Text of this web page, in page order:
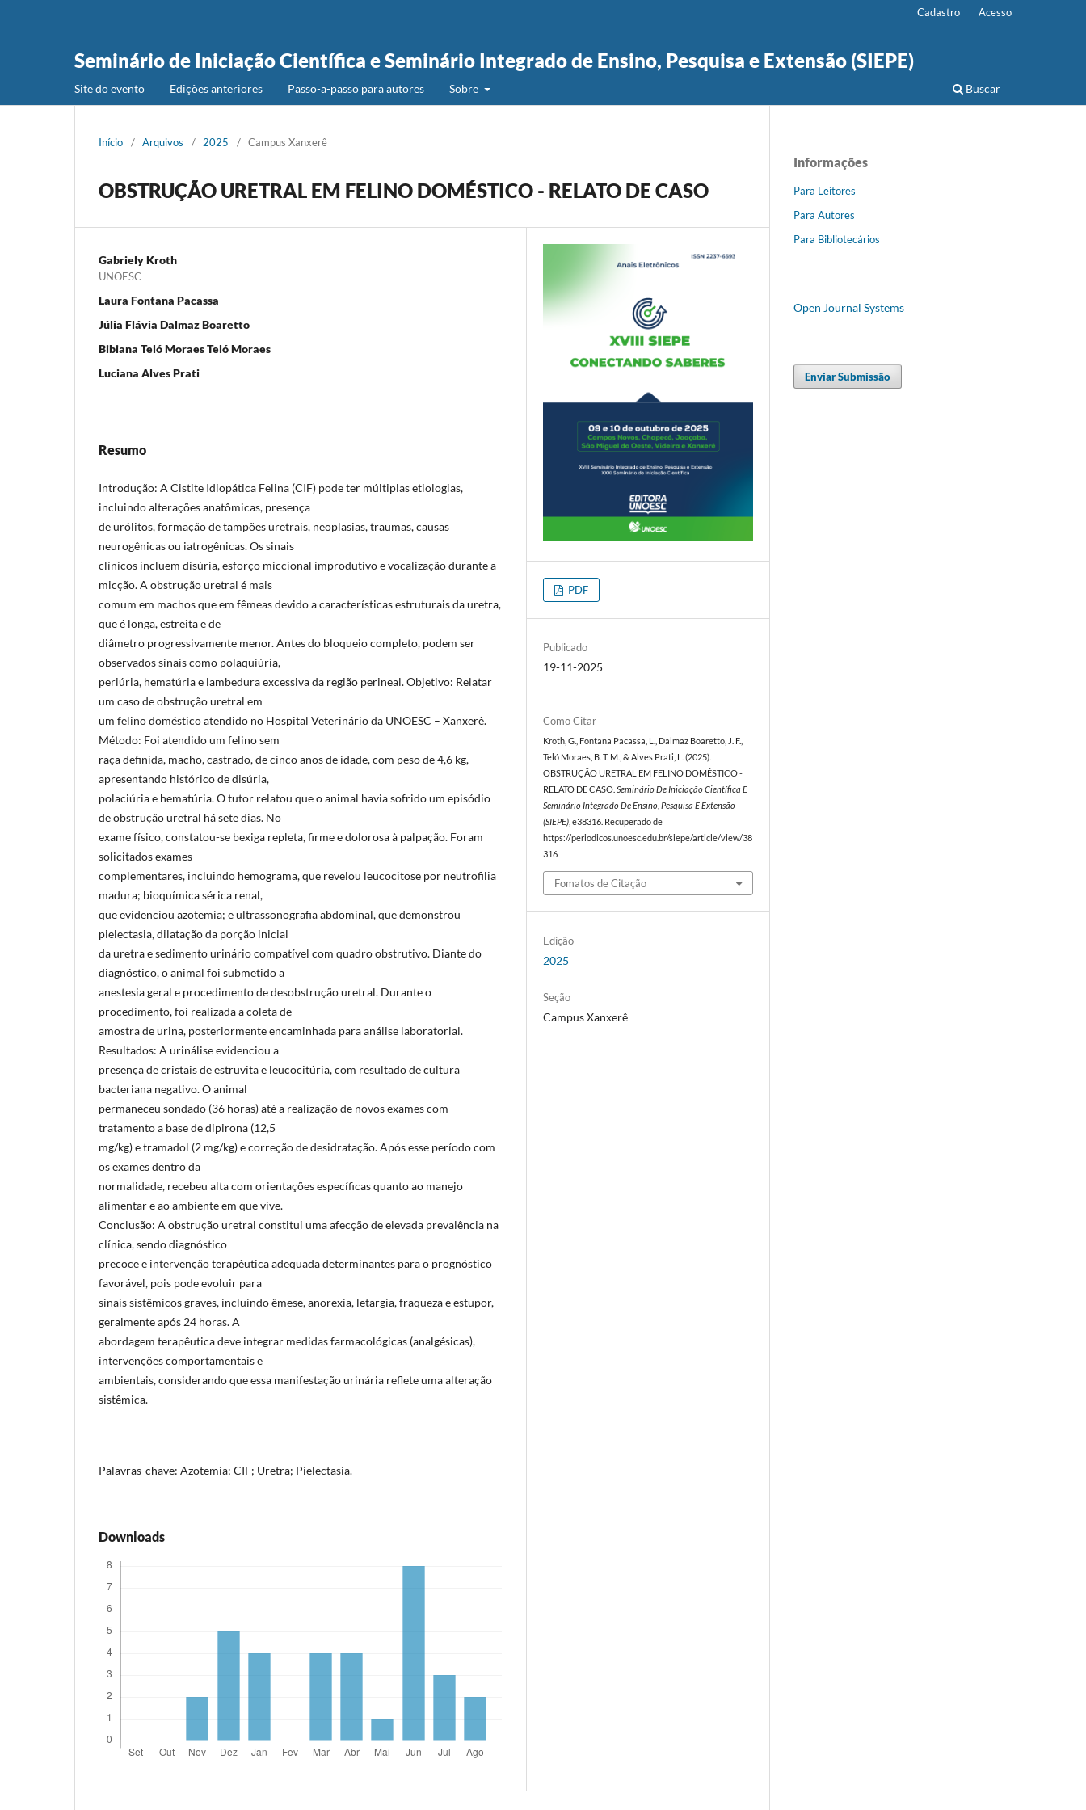
Seminário de Iniciação Científica e Seminário Integrado de Ensino, Pesquisa e Extensão (SIEPE)
Site do evento Edições anteriores Passo-a-passo para autores Sobre Buscar
Cadastro Acesso
Início / Arquivos / 2025 / Campus Xanxerê
OBSTRUÇÃO URETRAL EM FELINO DOMÉSTICO - RELATO DE CASO
Gabriely Kroth
UNOESC
Laura Fontana Pacassa
Júlia Flávia Dalmaz Boaretto
Bibiana Teló Moraes Teló Moraes
Luciana Alves Prati
Resumo
Introdução: A Cistite Idiopática Felina (CIF) pode ter múltiplas etiologias,
incluindo alterações anatômicas, presença
de urólitos, formação de tampões uretrais, neoplasias, traumas, causas
neurogênicas ou iatrogênicas. Os sinais
clínicos incluem disúria, esforço miccional improdutivo e vocalização durante a
micção. A obstrução uretral é mais
comum em machos que em fêmeas devido a características estruturais da uretra,
que é longa, estreita e de
diâmetro progressivamente menor. Antes do bloqueio completo, podem ser
observados sinais como polaquiúria,
periúria, hematúria e lambedura excessiva da região perineal. Objetivo: Relatar
um caso de obstrução uretral em
um felino doméstico atendido no Hospital Veterinário da UNOESC – Xanxerê.
Método: Foi atendido um felino sem
raça definida, macho, castrado, de cinco anos de idade, com peso de 4,6 kg,
apresentando histórico de disúria,
polaciúria e hematúria. O tutor relatou que o animal havia sofrido um episódio
de obstrução uretral há sete dias. No
exame físico, constatou-se bexiga repleta, firme e dolorosa à palpação. Foram
solicitados exames
complementares, incluindo hemograma, que revelou leucocitose por neutrofilia
madura; bioquímica sérica renal,
que evidenciou azotemia; e ultrassonografia abdominal, que demonstrou
pielectasia, dilatação da porção inicial
da uretra e sedimento urinário compatível com quadro obstrutivo. Diante do
diagnóstico, o animal foi submetido a
anestesia geral e procedimento de desobstrução uretral. Durante o
procedimento, foi realizada a coleta de
amostra de urina, posteriormente encaminhada para análise laboratorial.
Resultados: A urinálise evidenciou a
presença de cristais de estruvita e leucocitúria, com resultado de cultura
bacteriana negativo. O animal
permaneceu sondado (36 horas) até a realização de novos exames com
tratamento a base de dipirona (12,5
mg/kg) e tramadol (2 mg/kg) e correção de desidratação. Após esse período com
os exames dentro da
normalidade, recebeu alta com orientações específicas quanto ao manejo
alimentar e ao ambiente em que vive.
Conclusão: A obstrução uretral constitui uma afecção de elevada prevalência na
clínica, sendo diagnóstico
precoce e intervenção terapêutica adequada determinantes para o prognóstico
favorável, pois pode evoluir para
sinais sistêmicos graves, incluindo êmese, anorexia, letargia, fraqueza e estupor,
geralmente após 24 horas. A
abordagem terapêutica deve integrar medidas farmacológicas (analgésicas),
intervenções comportamentais e
ambientais, considerando que essa manifestação urinária reflete uma alteração
sistêmica.
Palavras-chave: Azotemia; CIF; Uretra; Pielectasia.
Downloads
PDF
Publicado
19-11-2025
Como Citar
Kroth, G., Fontana Pacassa, L., Dalmaz Boaretto, J. F.,
Teló Moraes, B. T. M., & Alves Prati, L. (2025).
OBSTRUÇÃO URETRAL EM FELINO DOMÉSTICO -
RELATO DE CASO.Seminário De Iniciação Científica E
Seminário Integrado De Ensino, Pesquisa E Extensão
(SIEPE), e38316. Recuperado de
https://periodicos.unoesc.edu.br/siepe/article/view/38
316
Fomatos de Citação
Edição
2025
Seção
Campus Xanxerê
Informações
Para Leitores
Para Autores
Para Bibliotecários
Open Journal Systems
Enviar Submissão